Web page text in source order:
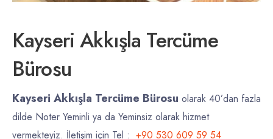
Kayseri Akkışla Tercüme
Bürosu
Kayseri Akkışla Tercüme Bürosu olarak 40’dan fazla
dilde Noter Yeminli ya da Yeminsiz olarak hizmet
vermekteyiz. İletişim için Tel : +90 530 609 59 54